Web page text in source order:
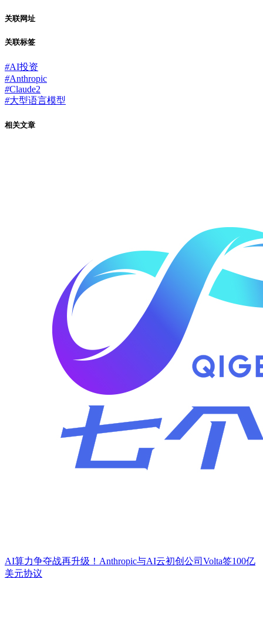
关联网址
关联标签
#AI投资
#Anthropic
#Claude2
#大型语言模型
相关文章
AI算力争夺战再升级！Anthropic与AI云初创公司Volta签100亿
美元协议